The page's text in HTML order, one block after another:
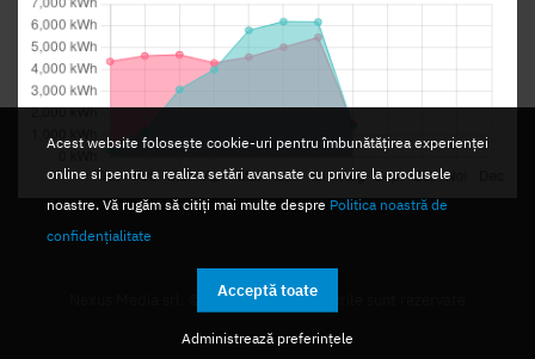
Acest website folosește cookie-uri pentru îmbunătățirea experienței
online si pentru a realiza setări avansate cu privire la produsele
noastre. Vă rugăm să citiți mai multe despre Politica noastră de
confidențialitate
Acceptă toate
Administrează preferințele
Nexus Media srl. © 2026. Toate drepturile sunt rezervate